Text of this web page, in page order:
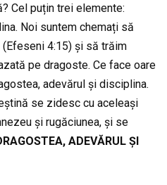
Cel puțin trei elemente:
Noi suntem chemați să
4:15) și să trăim
pe dragoste. Ce face oare
adevărul și disciplina.
se zidesc cu aceleași
și rugăciunea, și se
ADEVĂRUL ȘI